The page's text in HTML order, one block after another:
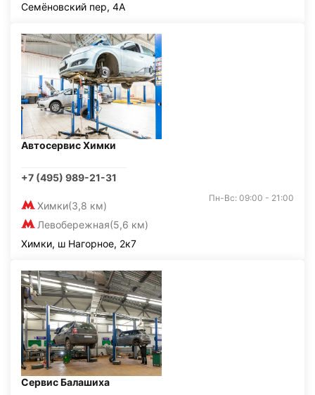
Семёновский пер, 4А
Автосервис Химки
+7 (495) 989-21-31
Химки(3,8 км)
Левобережная(5,6 км)
Пн-Вс: 09:00 - 21:00
Химки, ш Нагорное, 2к7
Сервис Балашиха